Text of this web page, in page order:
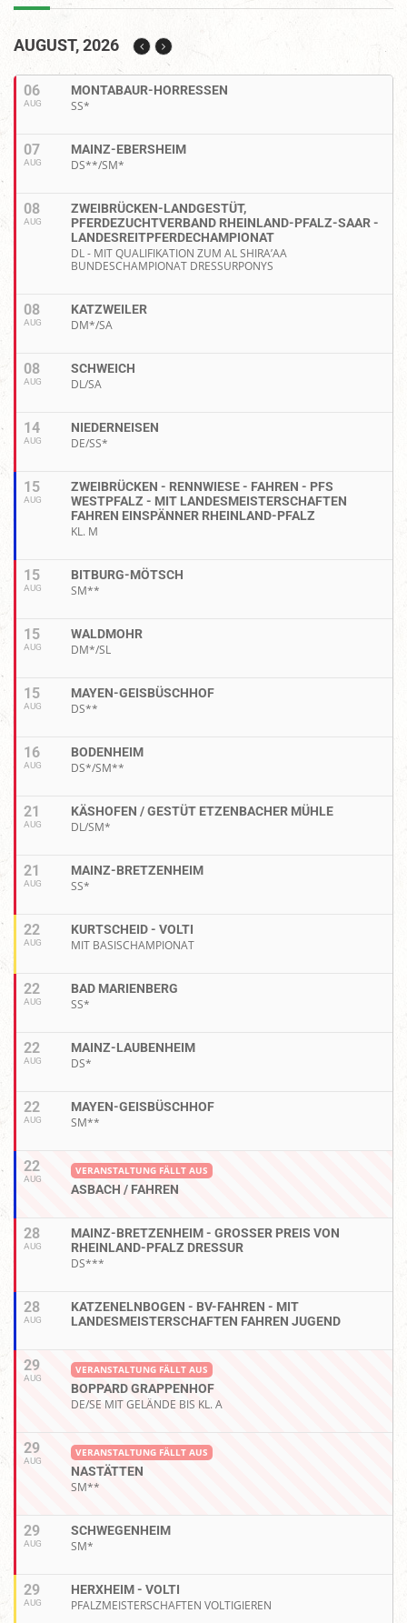
AUGUST, 2026
06
AUG
MONTABAUR-HORRESSEN
SS*
07
AUG
MAINZ-EBERSHEIM
DS**/SM*
08
AUG
ZWEIBRÜCKEN-LANDGESTÜT,
PFERDEZUCHTVERBAND RHEINLAND-PFALZ-SAAR -
LANDESREITPFERDECHAMPIONAT
DL - MIT QUALIFIKATION ZUM AL SHIRA’AA
BUNDESCHAMPIONAT DRESSURPONYS
08
AUG
KATZWEILER
DM*/SA
08
AUG
SCHWEICH
DL/SA
14
AUG
NIEDERNEISEN
DE/SS*
15
AUG
ZWEIBRÜCKEN - RENNWIESE - FAHREN - PFS
WESTPFALZ - MIT LANDESMEISTERSCHAFTEN
FAHREN EINSPÄNNER RHEINLAND-PFALZ
KL. M
15
AUG
BITBURG-MÖTSCH
SM**
15
AUG
WALDMOHR
DM*/SL
15
AUG
MAYEN-GEISBÜSCHHOF
DS**
16
AUG
BODENHEIM
DS*/SM**
21
AUG
KÄSHOFEN / GESTÜT ETZENBACHER MÜHLE
DL/SM*
21
AUG
MAINZ-BRETZENHEIM
SS*
22
AUG
KURTSCHEID - VOLTI
MIT BASISCHAMPIONAT
22
AUG
BAD MARIENBERG
SS*
22
AUG
MAINZ-LAUBENHEIM
DS*
22
AUG
MAYEN-GEISBÜSCHHOF
SM**
22
AUG
VERANSTALTUNG FÄLLT AUS
ASBACH / FAHREN
28
AUG
MAINZ-BRETZENHEIM - GROSSER PREIS VON R
HEINLAND-PFALZ DRESSUR
DS***
28
AUG
KATZENELNBOGEN - BV-FAHREN - MIT
LANDESMEISTERSCHAFTEN FAHREN JUGEND
29
AUG
VERANSTALTUNG FÄLLT AUS
BOPPARD GRAPPENHOF
DE/SE MIT GELÄNDE BIS KL. A
29
AUG
VERANSTALTUNG FÄLLT AUS
NASTÄTTEN
SM**
29
AUG
SCHWEGENHEIM
SM*
29
AUG
HERXHEIM - VOLTI
PFALZMEISTERSCHAFTEN VOLTIGIEREN